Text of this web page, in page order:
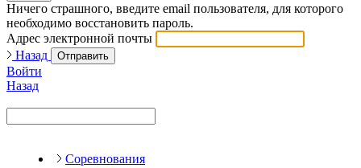
Ничего страшного, введите email пользователя, для которого
необходимо восстановить пароль.
Адрес электронной почты
Назад
Отправить
Войти
Назад
Соревнования